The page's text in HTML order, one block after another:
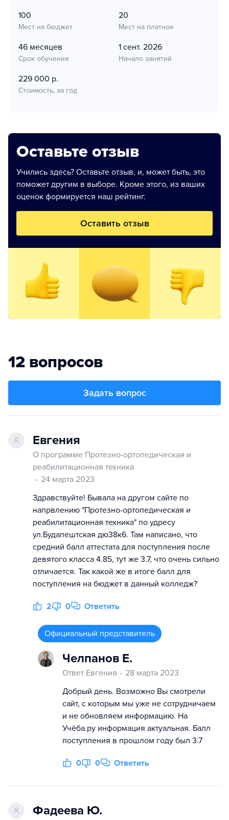
100
Мест на бюджет
20
Мест на платное
46 месяцев
Срок обучения
1 сент. 2026
Начало занятий
229 000 р.
Стоимость, за год
Оставьте отзыв
Учились здесь? Оставьте отзыв, и, может быть, это
поможет другим в выборе. Кроме этого, из ваших
оценок формируется наш рейтинг.
Оставить отзыв
12 вопросов
Задать вопрос
Евгения
О программе Протезно-ортопедическая и
реабилитационная техника
24 марта 2023
Здравствуйте! Бывала на другом сайте по
напрвлению "Протезно-ортопедическая и
реабилитационная техника" по удресу
ул.Будапештская дю38к6. Там написано, что
средний балл аттестата для поступления после
девятого класса 4.85, тут же 3.7, что очень сильно
отличается. Так какой же в итоге балл для
поступления на бюджет в данный колледж?
2 0 Ответить
Официальный представитель
Челпанов Е.
Ответ Евгения
28 марта 2023
Добрый день. Возможно Вы смотрели
сайт, с которым мы уже не сотрудничаем
и не обновляем информацию. На
Учёба.ру информация актуальная. Балл
поступления в прошлом году был 3.7
0 0 Ответить
Фадеева Ю.